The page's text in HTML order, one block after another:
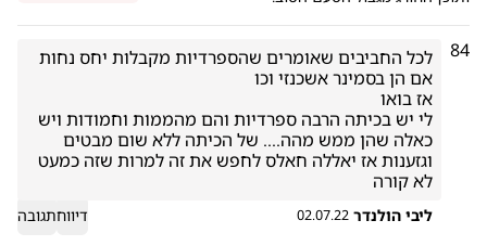
84
לא קורה
ליבי הולנדר 02.07.22 דיווחתגובה